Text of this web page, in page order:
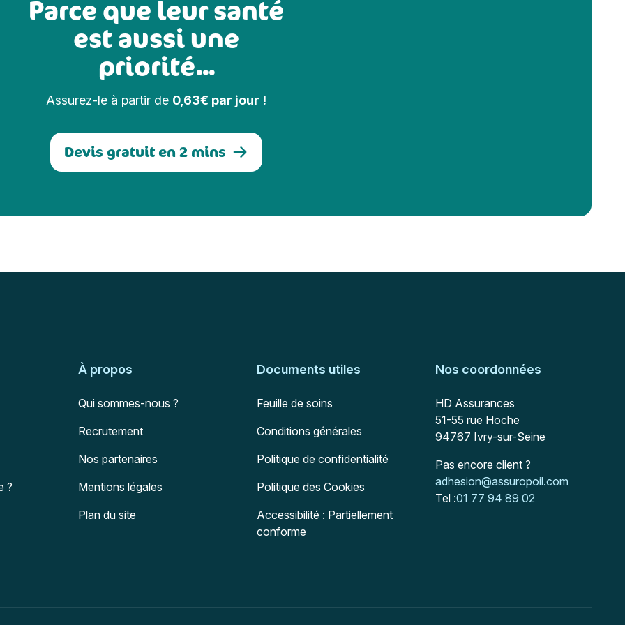
Parce que leur santé
est aussi une
priorité...
Assurez-le à partir de 0,63€ par jour !
Devis gratuit en 2 mins
?
À propos
Qui sommes-nous ?
Recrutement
Nos partenaires
Mentions légales
Plan du site
Documents utiles
Feuille de soins
Conditions générales
Politique de confidentialité
Politique des Cookies
Accessibilité : Partiellement
conforme
Nos coordonnées
Adresse postale
HD Assurances
51-55 rue Hoche
94767 Ivry-sur-Seine
Pas encore client ?
Mail :
adhesion@assuropoil.com
Tel :01 77 94 89 02